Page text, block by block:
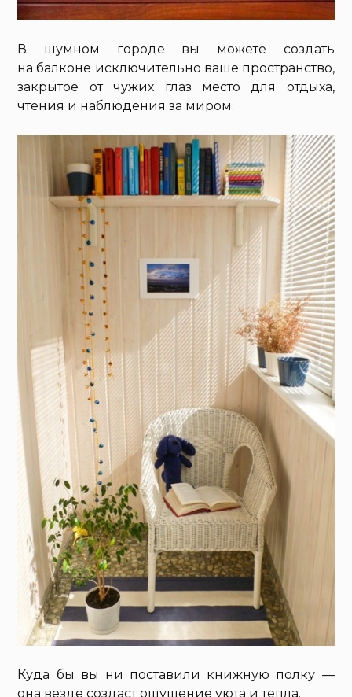
В шумном городе вы можете создать
на балконе исключительно ваше пространство,
закрытое от чужих глаз место для отдыха,
чтения и наблюдения за миром.
Куда бы вы ни поставили книжную полку —
она везде создаст ощущение уюта и тепла.